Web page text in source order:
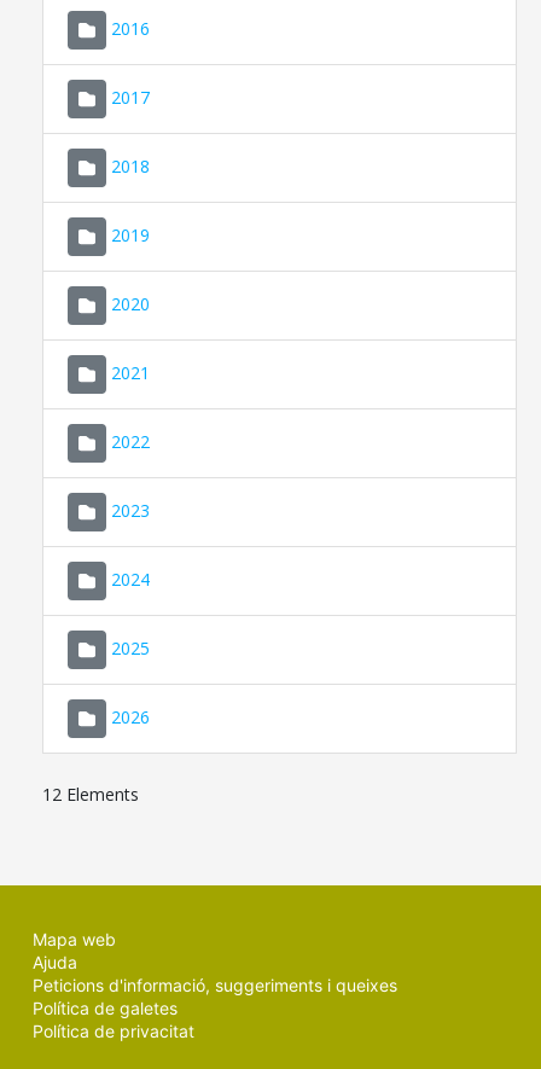
2016
2017
2018
2019
2020
2021
2022
2023
2024
2025
2026
12 Elements
Mapa web
Ajuda
Peticions d'informació, suggeriments i queixes
Política de galetes
Política de privacitat